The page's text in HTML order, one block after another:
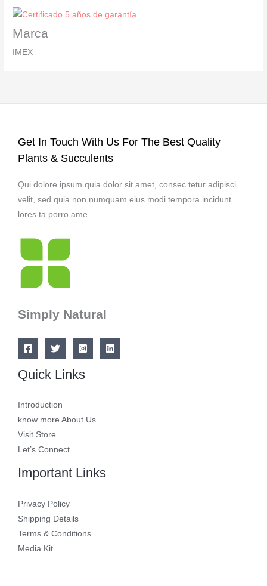
Marca
IMEX
Get In Touch With Us For The Best Quality
Plants & Succulents
Qui dolore ipsum quia dolor sit amet, consec tetur adipisci
velit, sed quia non numquam eius modi tempora incidunt
lores ta porro ame.
Simply Natural
Quick Links
Introduction
know more About Us
Visit Store
Let’s Connect
Important Links
Privacy Policy
Shipping Details
Terms & Conditions
Media Kit